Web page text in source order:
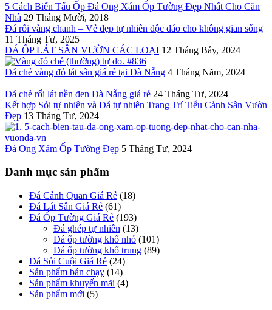
5 Cách Biến Tấu Ốp Đá Ong Xám Ốp Tường Đẹp Nhất Cho Căn
Nhà 29 Tháng Mười, 2018
Đá rối vàng chanh – Vẻ đẹp tự nhiên độc đáo cho không gian sống
11 Tháng Tư, 2025
ĐÁ ỐP LÁT SÂN VƯỜN CÁC LOẠI 12 Tháng Bảy, 2024
Đá chẻ vàng đỏ lát sân giá rẻ tại Đà Nẵng 4 Tháng Năm, 2024
Đá chẻ rối lát nền đen Đà Nẵng giá rẻ 24 Tháng Tư, 2024
Kết hợp Sỏi tự nhiên và Đá tự nhiên Trang Trí Tiểu Cảnh Sân Vườn
Đẹp 13 Tháng Tư, 2024
Đá Ong Xám Ốp Tường Đẹp 5 Tháng Tư, 2024
Danh mục sản phẩm
Đá Cảnh Quan Giá Rẻ (18)
Đá Lát Sân Giá Rẻ (61)
Đá Ốp Tường Giá Rẻ (193)
Đá ghép tự nhiên (13)
Đá ốp tường khổ nhỏ (101)
Đá ốp tường khổ trung (89)
Đá Sỏi Cuội Giá Rẻ (24)
Sản phẩm bán chạy (14)
Sản phẩm khuyến mãi (4)
Sản phẩm mới (5)